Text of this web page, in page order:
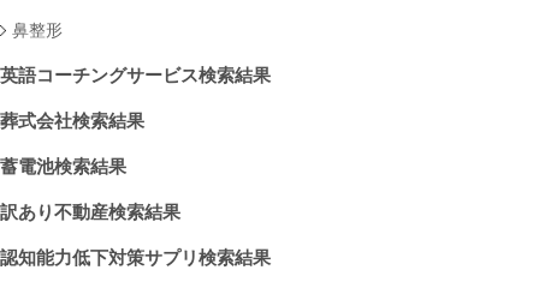
鼻整形
英語コーチングサービス検索結果
葬式会社検索結果
蓄電池検索結果
訳あり不動産検索結果
認知能力低下対策サプリ検索結果